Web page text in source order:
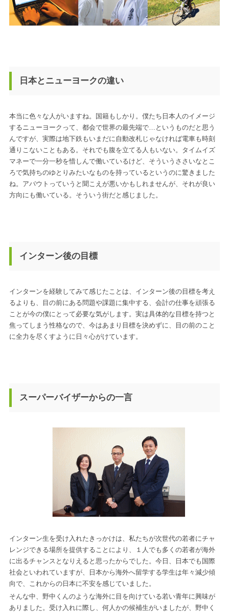
日本とニューヨークの違い
本当に色々な人がいますね。国籍もしかり。僕たち日本人のイメージ
するニューヨークって、都会で世界の最先端で…というものだと思う
んですが、実際は地下鉄もいまだに自動改札じゃなければ電車も時刻
通りこないこともある。それでも腹を立てる人もいない。タイムイズ
マネーで一分一秒を惜しんで働いているけど、そういうささいなとこ
ろで気持ちのゆとりみたいなものを持っているというのに驚きました
ね。アバウトっていうと聞こえが悪いかもしれませんが、それが良い
方向にも働いている。そういう街だと感じました。
インターン後の目標
インターンを経験してみて感じたことは、インターン後の目標を考え
るよりも、目の前にある問題や課題に集中する、会計の仕事を頑張る
ことが今の僕にとって必要な気がします。実は具体的な目標を持つと
焦ってしまう性格なので、今はあまり目標を決めずに、目の前のこと
に全力を尽くすように日々心がけています。
スーパーバイザーからの一言
インターン生を受け入れたきっかけは、私たちが次世代の若者にチャ
レンジできる場所を提供することにより、１人でも多くの若者が海外
に出るチャンスとなりえると思ったからでした。今日、日本でも国際
社会といわれていますが、日本から海外へ留学する学生は年々減少傾
向で、これからの日本に不安を感じていました。
そんな中、野中くんのような海外に目を向けている若い青年に興味が
ありました。受け入れに際し、何人かの候補生がいましたが、野中く